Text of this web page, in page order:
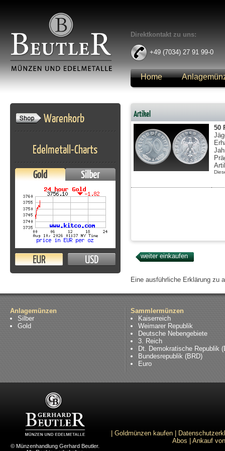
Direktkontakt zu uns:
+49 (7034) 27 91 99-0
Home
Warenkorb
Edelmetall-Charts
Gold Silber
EUR USD
Artikel
50
Eine ausführliche Erklärung zu
Anlagemünzen
Silber
Gold
Sammlermünzen
Kaiserreich
Weimarer Republik
Deutsche Nebengebiete
3. Reich
Dt. Demokratische Republik
Bundesrepublik (BRD)
Euro
© Münzenhandlung Gerhard Beutler.
Goldmünzen kaufen
Abos
Ankauf